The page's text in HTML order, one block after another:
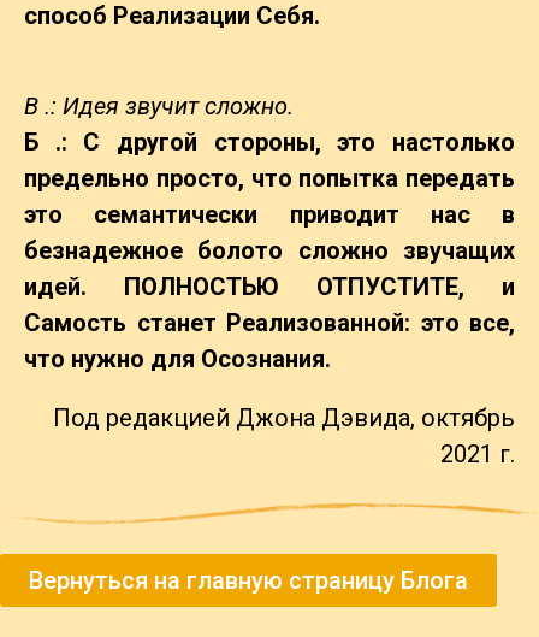
способ Реализации Себя.
В .: Идея звучит сложно.
Б .: С другой стороны, это настолько
предельно просто, что попытка передать
это семантически приводит нас в
безнадежное болото сложно звучащих
идей. ПОЛНОСТЬЮ ОТПУСТИТЕ, и
Самость станет Реализованной: это все,
что нужно для Осознания.
Под редакцией Джона Дэвида, октябрь
2021 г.
Вернуться на главную страницу Блога